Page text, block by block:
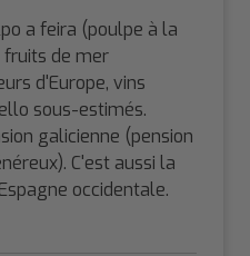
a feira (poulpe à la
fruits de mer
d'Europe, vins
sous-estimés.
galicienne (pension
C'est aussi la
occidentale.